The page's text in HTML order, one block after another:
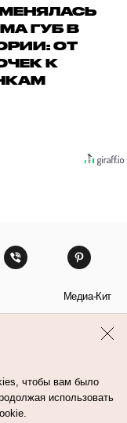
ГУБ В
ОТ
К
Медиа-Кит
чтобы вам было
использовать